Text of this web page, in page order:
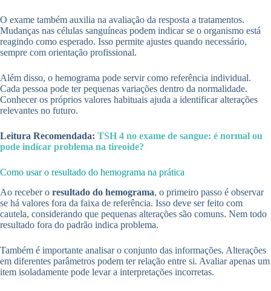
O exame também auxilia na avaliação da resposta a tratamentos.
Mudanças nas células sanguíneas podem indicar se o organismo está
reagindo como esperado. Isso permite ajustes quando necessário,
sempre com orientação profissional.
Além disso, o hemograma pode servir como referência individual.
Cada pessoa pode ter pequenas variações dentro da normalidade.
Conhecer os próprios valores habituais ajuda a identificar alterações
relevantes no futuro.
Leitura Recomendada: TSH 4 no exame de sangue: é normal ou
pode indicar problema na tireoide?
Como usar o resultado do hemograma na prática
Ao receber o resultado do hemograma, o primeiro passo é observar
se há valores fora da faixa de referência. Isso deve ser feito com
cautela, considerando que pequenas alterações são comuns. Nem todo
resultado fora do padrão indica problema.
Também é importante analisar o conjunto das informações. Alterações
em diferentes parâmetros podem ter relação entre si. Avaliar apenas um
item isoladamente pode levar a interpretações incorretas.